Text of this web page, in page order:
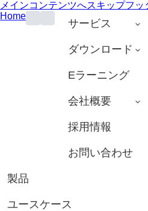
メインコンテンツへスキップフッ
Home
サービス
ダウンロード
Eラーニング
会社概要
採用情報
お問い合わせ
製品
ユースケース